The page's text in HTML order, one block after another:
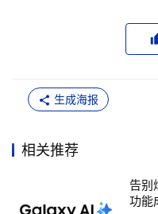
提升三星金宝硬盘形象
了打击水货，教育市场
对于此次促销，三星硬
实惠，更重要的是能学会
盒装正品以及金牌服务
识，避免水货对自身利
生成海报
相关推荐
告别
功能